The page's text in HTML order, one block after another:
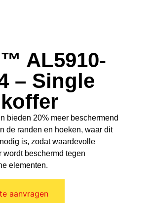
AL5910-
– Single
bieden 20% meer beschermend
de randen en hoeken, waar dit
is, zodat waardevolle
wordt beschermd tegen
elementen.
aanvragen